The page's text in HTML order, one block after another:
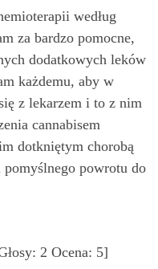
według
za bardzo pomocne,
dodatkowych leków
każdemu, aby w
z lekarzem i to z nim
cannabisem
dotkniętym chorobą
powrotu do
2 Ocena: 5]